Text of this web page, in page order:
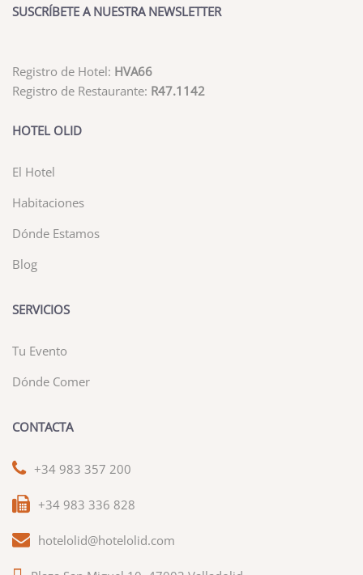
SUSCRÍBETE A NUESTRA NEWSLETTER
Registro de Hotel: HVA66
Registro de Restaurante: R47.1142
HOTEL OLID
El Hotel
Habitaciones
Dónde Estamos
Blog
SERVICIOS
Tu Evento
Dónde Comer
CONTACTA
+34 983 357 200
+34 983 336 828
hotelolid@hotelolid.com